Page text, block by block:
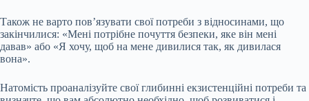
Також не варто пов’язувати свої потреби з відносинами, що
закінчилися: «Мені потрібне почуття безпеки, яке він мені
давав» або «Я хочу, щоб на мене дивилися так, як дивилася
вона».
Натомість проаналізуйте свої глибинні екзистенційні потреби та